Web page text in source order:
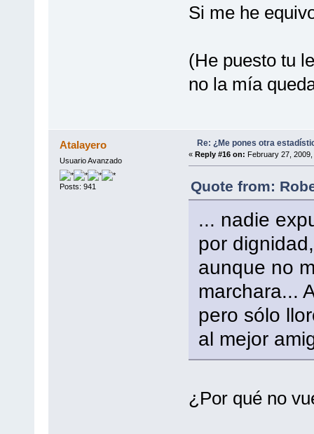
Si me he
(He puesto tu
no la mía
Atalayero
Usuario Avanzado
Posts: 941
Re: ¿Me pones otra
« Reply #16 on: February 27,
Quote from:
... nadie
por
aunque no
marchara...
pero sólo
al mejor
¿Por qué no